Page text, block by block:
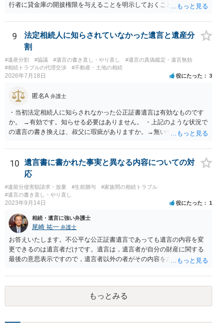
行者に貸金庫の開披権限を与えることを明示しておくことでクリアで
9
法定相続人に知らされていなかった遺言と遺産分
割
#遺産分割 #協議 #遺言の書き直し・やり直し
#遺言の真偽鑑定・遺言無効
#相続トラブルの代理交渉
#不動産・土地の相続
2026年7月18日 役にたった 3
匿名A 弁護士
・当初法定相続人に知らされなかった公正証書遺言は有効なものです
か。 →有効です。知らせる必要はありません。 ・上記のような状況で
の遺言の書き換えは、叔父に瑕疵がありますか。→無いです。 ・分割
ますか。 →本人が自由に決められますので、どこが妥当とは言えない
です。客観的な基準もありません。 ・できれば穏やかに、分割を拒否
することはできますか。 →分割を拒否するということは、遺産はいら
ないということでしょうか。遺言で、受取を指定されててもいらない
と拒否することはできます。理由を説明する必要はありません。
10
遺言書に書かれた事実と異なる内容についての対
応
#遺留分侵害額請求・放棄 #生前贈与
#家族間の相続トラブル
#遺言の書き直し・やり直し
2023年9月14日 役にたった 1
相続・遺言に強い弁護士
尾崎 祐一 弁護士
お答えいたします。不公平な公正証書遺言であっても遺言の内容を変
更できるのは遺言者だけです。遺言は，遺言者が自分の財産に関する
最後の意思表示ですので，遺言者以外の者がその内容を左右させるこ
とはできないのです。
もっとみる